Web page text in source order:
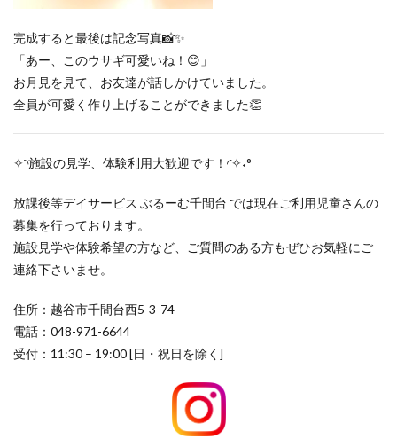
完成すると最後は記念写真📸✨
「あー、このウサギ可愛いね！😊」
お月見を見て、お友達が話しかけていました。
全員が可愛く作り上げることができました👏
✧◝施設の見学、体験利用大歓迎です！◜✧˖°
放課後等デイサービス ぶるーむ千間台 では現在ご利用児童さんの
募集を行っております。
施設見学や体験希望の方など、ご質問のある方もぜひお気軽にご
連絡下さいませ。
住所：越谷市千間台西5-3-74
電話：048-971-6644
受付：11:30 – 19:00 [日・祝日を除く]